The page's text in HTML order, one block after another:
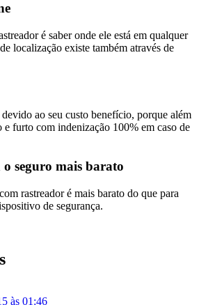
é saber onde ele está em qualquer
localização existe também através de
ao seu custo benefício, porque além
e furto com indenização 100% em caso de
seguro mais barato
rastreador é mais barato do que para
de segurança.
às 01:46